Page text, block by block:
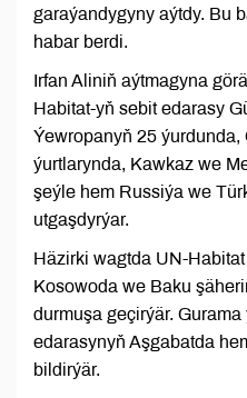
garaýandygyny aýtdy. Bu
habar berdi.
Irfan Aliniň aýtmagyna
Habitat-yň sebit edarasy
Ýewropanyň 25 ýurdunda,
ýurtlarynda, Kawkaz we
şeýle hem Russiýa we
utgaşdyrýar.
Häzirki wagtda UN-
Kosowoda we Baku
durmuşa geçirýär.
edarasynyň Aşgabatda
bildirýär.